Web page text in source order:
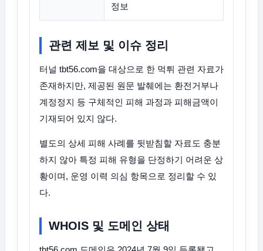
정보
관련 제보 및 이슈 정리
터널 tbt56.com을 대상으로 한 먹튀 관련 자료가
존재하지만, 제공된 원문 발췌에는 환전거부나
계정정지 등 구체적인 피해 과정과 피해금액이
기재되어 있지 않다.
별도의 상세 피해 사례를 뒷받침할 자료도 충분
하지 않아 특정 피해 유형을 단정하기 어려운 상
황이며, 운영 이력 의심 항목으로 정리할 수 있
다.
WHOIS 및 도메인 상태